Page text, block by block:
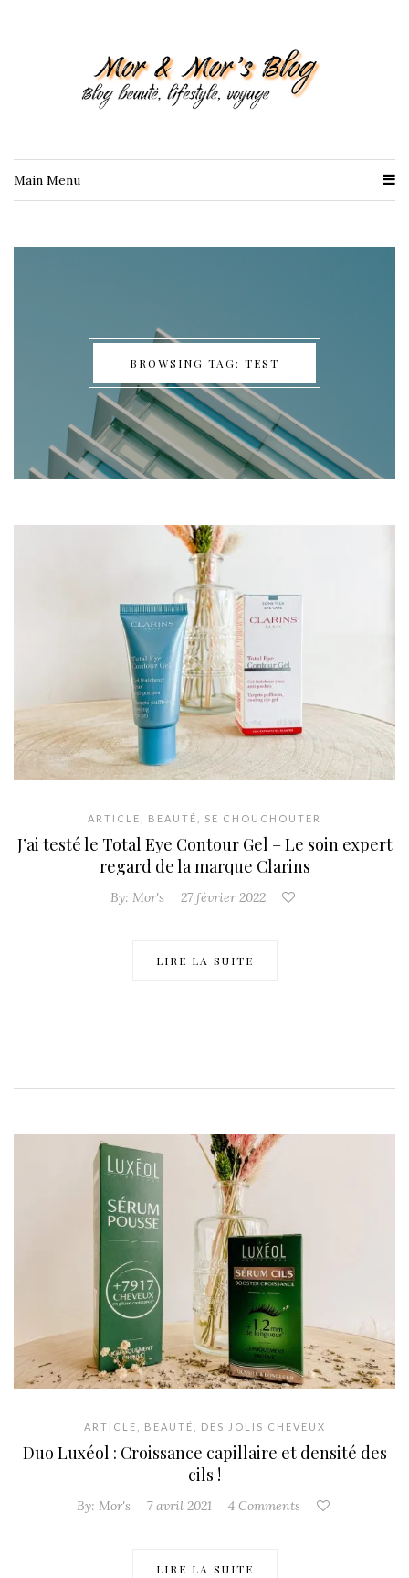
Main Menu
BROWSING TAG: TEST
ARTICLE BEAUTÉ SE CHOUCHOUTER
J’ai testé le Total Eye Contour Gel – Le soin expert
regard de la marque Clarins
By: Mor's 27 février 2022
LIRE LA SUITE
ARTICLE BEAUTÉ DES JOLIS CHEVEUX
Duo Luxéol : Croissance capillaire et densité des
cils !
By: Mor's 7 avril 2021 4 Comments
LIRE LA SUITE